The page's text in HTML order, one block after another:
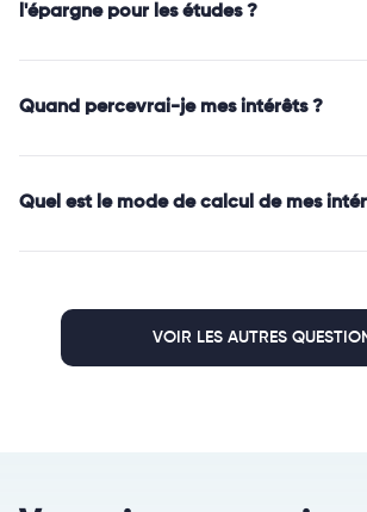
l'épargne pour les études ?
Quand percevrai-je mes intérêts ?
Quel est le mode de calcul de mes
VOIR LES AUTRES